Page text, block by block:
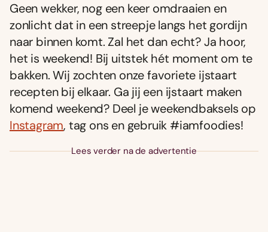
Geen wekker, nog een keer omdraaien en
zonlicht dat in een streepje langs het gordijn
naar binnen komt. Zal het dan echt? Ja hoor,
het is weekend! Bij uitstek hét moment om te
bakken. Wij zochten onze favoriete ijstaart
recepten bij elkaar. Ga jij een ijstaart maken
komend weekend? Deel je weekendbaksels op
Instagram, tag ons en gebruik #iamfoodies!
Lees verder na de advertentie